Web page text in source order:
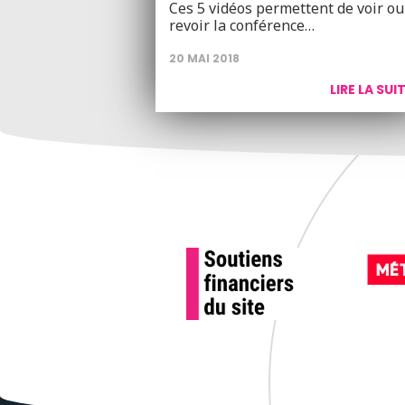
Ces 5 vidéos permettent de voir ou
revoir la conférence…
20 MAI 2018
LIRE LA